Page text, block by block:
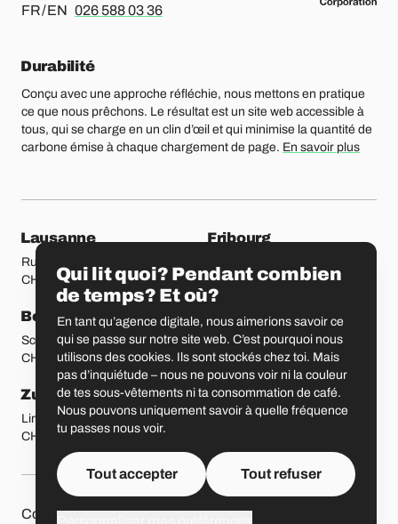
FR / EN Pour le français ou l’anglais, merci d’appeler le
026 588 03 36
Durabilité
Conçu avec une approche réfléchie, nous mettons en pratique
ce que nous prêchons. Le résultat est un site web accessible à
tous, qui se charge en un clin d’œil et qui minimise la quantité de
carbone émise à chaque chargement de page. En savoir plus
Nos bureaux
Lausanne
Rue Etraz 4
CH-1003 Lausanne
Fribourg
CH-1700 Fribourg
Berne
Schmiedenplatz 5
CH-3011 Berne
Bâle
Sattelgasse 4
CH-4051 Bâle
Zurich
Limmatstrasse 183
CH-8005 Zurich
Saint-Gall
Vadianstrasse 25A
ContactJobsPresseProtection des données
Qui lit quoi? Pendant combien
de temps? Et où?
En tant qu’agence digitale, nous aimerions savoir ce
qui se passe sur notre site web. C’est pourquoi nous
utilisons des cookies. Ils sont stockés chez toi. Mais
pas d’inquiétude – nous ne pouvons voir ni la couleur
de tes sous-vêtements ni ta consommation de café.
Nous pouvons uniquement savoir à quelle fréquence
tu passes nous voir.
Tout accepter Tout refuser